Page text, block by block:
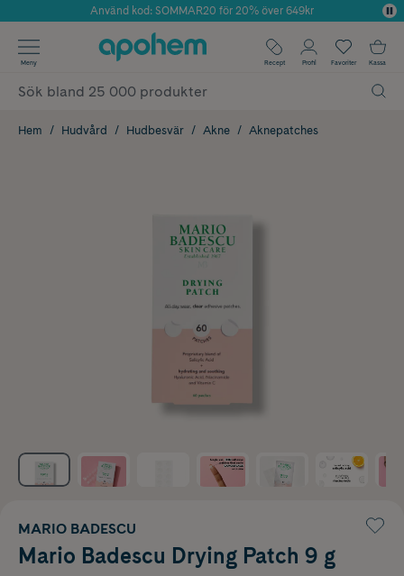
Årets Butik 2025 inom Skönhet
Använd kod: SOMMAR20 för 20% över 649kr
✓ Fri frakt
✓ Poäng på alla köp*
Meny Recept Profil Favoriter Kassa
Hem Hudvård Hudbesvär Akne Aknepatches
MARIO BADESCU
Mario Badescu Drying Patch 9 g